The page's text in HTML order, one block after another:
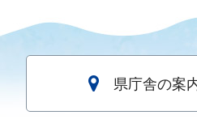
県庁舎の案